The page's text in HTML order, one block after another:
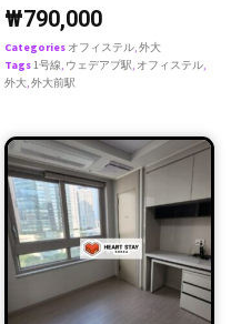
₩790,000
Categories オフィステル,外大
Tags1号線, ウェデアプ駅, オフィステル,
外大,外大前駅